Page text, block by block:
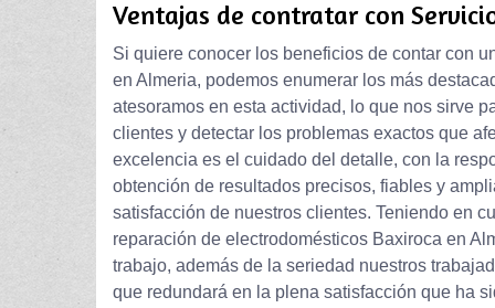
Ventajas de contratar con
Si quiere conocer los beneficios de contar con
en Almeria, podemos enumerar los más
atesoramos en esta actividad, lo que nos sirve
clientes y detectar los problemas exactos que
excelencia es el cuidado del detalle, con la
obtención de resultados precisos, fiables y
satisfacción de nuestros clientes. Teniendo en
reparación de electrodomésticos Baxiroca en
trabajo, además de la seriedad nuestros
que redundará en la plena satisfacción que ha